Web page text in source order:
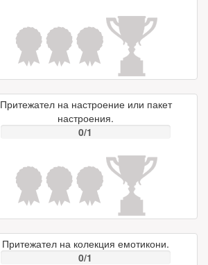
Притежател на настроение или пакет
настроения.
0/1
Притежател на колекция емотикони.
0/1